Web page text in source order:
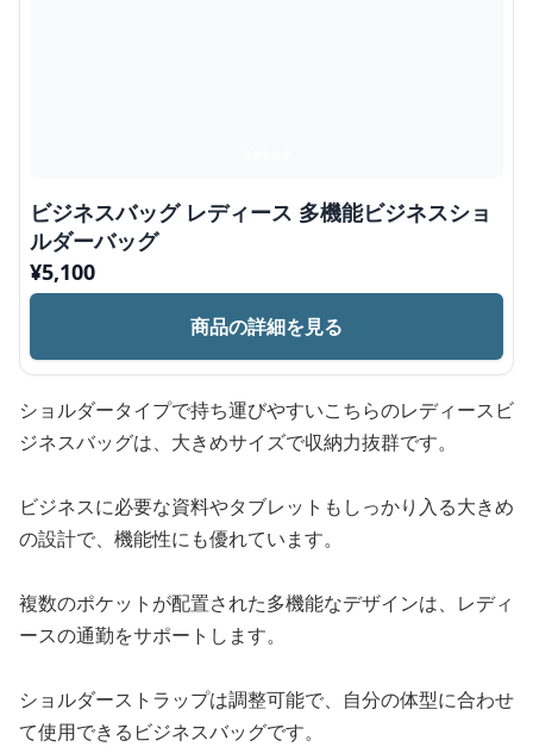
ビジネスバッグ レディース 多機能ビジネスショ
ルダーバッグ
¥5,100
商品の詳細を見る
ショルダータイプで持ち運びやすいこちらのレディースビ
ジネスバッグは、大きめサイズで収納力抜群です。
ビジネスに必要な資料やタブレットもしっかり入る大きめ
の設計で、機能性にも優れています。
複数のポケットが配置された多機能なデザインは、レディ
ースの通勤をサポートします。
ショルダーストラップは調整可能で、自分の体型に合わせ
て使用できるビジネスバッグです。